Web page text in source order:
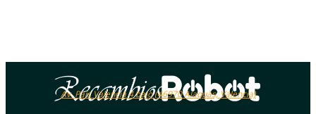
Av. País Valencià 4 bajo (46970 Alaquàs, Valencia)